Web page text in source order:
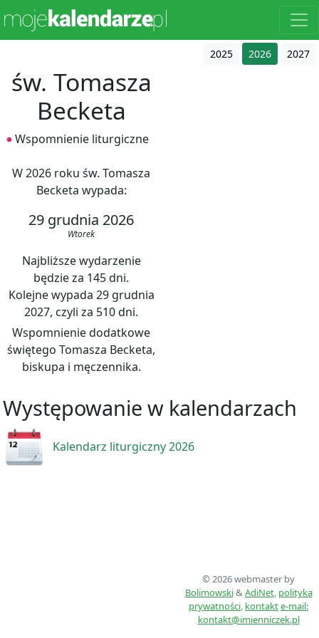
2025 2026 2027
św. Tomasza
Becketa
Wspomnienie liturgiczne
W 2026 roku św. Tomasza
Becketa wypada:
29 grudnia 2026
Wtorek
Najbliższe wydarzenie
będzie za 145 dni.
Kolejne wypada 29 grudnia
2027, czyli za 510 dni.
Wspomnienie dodatkowe
świętego Tomasza Becketa,
biskupa i męczennika.
Występowanie w kalendarzach
Kalendarz liturgiczny 2026
© 2026 webmaster by
Bolimowski& AdiNet, polityka
prywatności, kontakte-mail:
kontakt@imienniczek.pl